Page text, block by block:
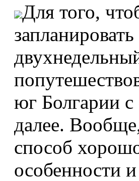
Для того,
юг Болгарии
далее.
способ
особенности